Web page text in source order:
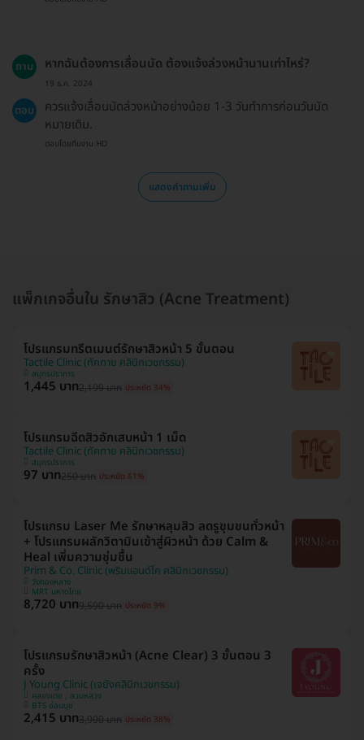
ถาม หากฉันต้องการเลื่อนนัด ต้องแจ้งล่วงหน้านานเท่าไหร่?
19 ธ.ค. 2024
ตอบ
ควรแจ้งเลื่อนนัดล่วงหน้าอย่างน้อย 1-3 วันทำการก่อนวันนัด
หมายเดิม.
ตอบโดยทีมงาน HD
แสดงคำถามเพิ่ม
แพ็กเกจอื่นใน รักษาสิว (Acne Treatment)
โปรแกรมทรีตเมนต์รักษาสิวหน้า 5 ขั้นตอน
Tactile Clinic (ทัคทาย คลินิกเวชกรรม)
สมุทรปราการ
1,445 บาท2,199 บาท ประหยัด 34%
โปรแกรมฉีดสิวอักเสบหน้า 1 เม็ด
Tactile Clinic (ทัคทาย คลินิกเวชกรรม)
สมุทรปราการ
97 บาท250 บาท ประหยัด 61%
โปรแกรม Laser Me รักษาหลุมสิว ลดรูขุมขนทั่วหน้า
+ โปรแกรมผลักวิตามินเข้าสู่ผิวหน้า ด้วย Calm &
Heal เพิ่มความชุ่มชื้น
Prim & Co. Clinic (พริมแอนด์โค คลินิกเวชกรรม)
วังทองหลาง
MRT มหาดไทย
8,720 บาท9,590 บาท ประหยัด 9%
โปรแกรมรักษาสิวหน้า (Acne Clear) 3 ขั้นตอน 3
ครั้ง
J Young Clinic (เจยังคลินิกเวชกรรม)
คลองเตย , สวนหลวง
BTS อ่อนนุช
2,415 บาท3,900 บาท ประหยัด 38%